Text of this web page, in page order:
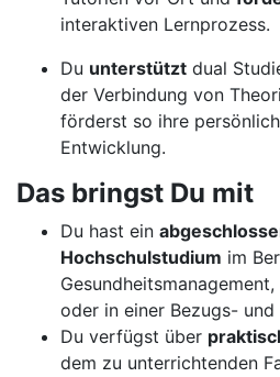
interaktiven Lernprozess.
Du unterstützt dual
der Verbindung von
förderst so ihre
Entwicklung.
Das bringst Du mit
Du hast ein
Hochschulstudium im
oder in einer Bezugs-
Du verfügst über
dem zu unterrichtenden